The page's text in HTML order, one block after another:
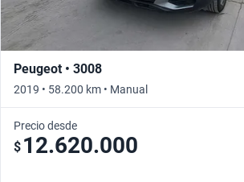
Peugeot • 3008
2019 • 58.200 km • Manual
Precio desde
$ 12.620.000